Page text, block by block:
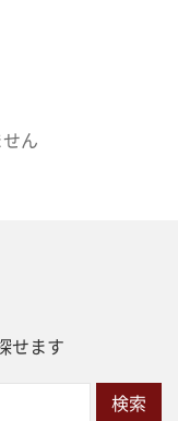
ん
せます
検索